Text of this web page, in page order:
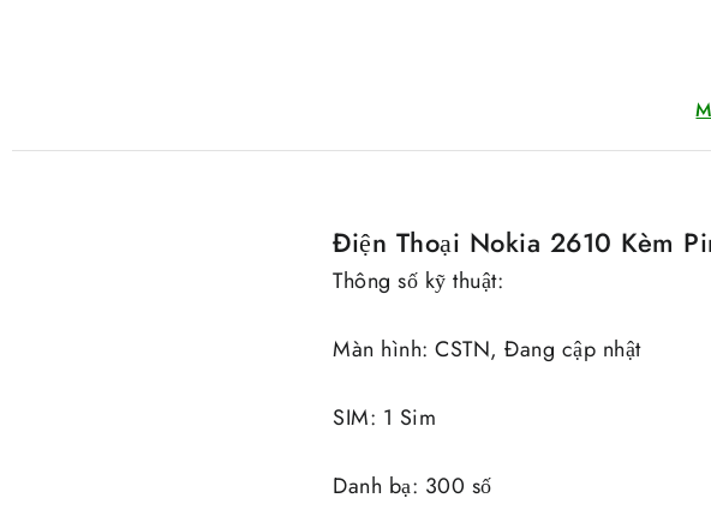
Điện Thoại Nokia 2610 Kèm
Thông số kỹ thuật:
Màn hình: CSTN, Đang cập nhật
SIM: 1 Sim
Danh bạ: 300 số